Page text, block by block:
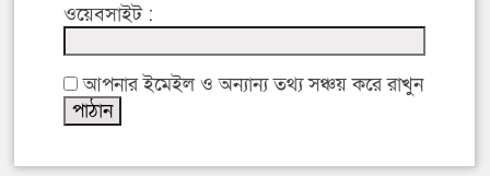
ওয়েবসাইট :
আপনার ইমেইল ও অন্যান্য তথ্য সঞ্চয় করে রাখুন